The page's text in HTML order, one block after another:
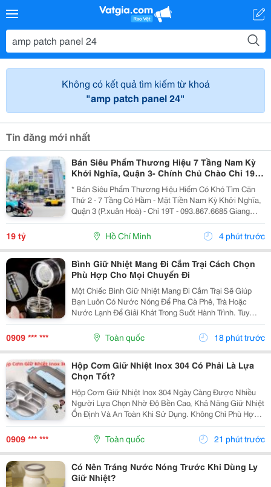
Không có kết quả tìm kiếm từ khoá
"amp patch panel 24"
Tin đăng mới nhất
Bán Siêu Phẩm Thương Hiệu 7 Tầng Nam Kỳ
Khởi Nghĩa, Quận 3- Chính Chủ Chào Chỉ 19T-
Khu Vip Nhất Hiếm Nhà Bán
* Bán Siêu Phẩm Thương Hiệu Hiếm Có Khó Tìm Căn
Thứ 2 - 7 Tầng Có Hầm - Mặt Tiền Nam Kỳ Khởi Nghĩa,
Quận 3 (P.xuân Hoà) - Chỉ 19T - 093.867.6685 Giang
Giang + Diện Tích: 38M2 - Ngang 3,1M*12,5M. + Kết
Cấu: 1 Hầm - 1 Trệt - 5 Tầng Sân Thượng. + Vị...
19 tỷ Hồ Chí Minh 4 phút trước
Bình Giữ Nhiệt Mang Đi Cắm Trại Cách Chọn
Phù Hợp Cho Mọi Chuyến Đi
Một Chiếc Bình Giữ Nhiệt Mang Đi Cắm Trại Sẽ Giúp
Bạn Luôn Có Nước Nóng Để Pha Cà Phê, Trà Hoặc
Nước Lạnh Để Giải Khát Trong Suốt Hành Trình. Tuy
Nhiên, Không Phải Mẫu Bình Nào Cũng Phù Hợp Với
Các Hoạt Động Ngoài Trời. Để Lựa Chọn Sản Phẩm Đáp
0909 *** *** Toàn quốc 18 phút trước
Hộp Cơm Giữ Nhiệt Inox 304 Có Phải Là Lựa
Chọn Tốt?
Hộp Cơm Giữ Nhiệt Inox 304 Ngày Càng Được Nhiều
Người Lựa Chọn Nhờ Độ Bền Cao, Khả Năng Giữ Nhiệt
Ổn Định Và An Toàn Khi Sử Dụng. Không Chỉ Phù Hợp
Với Người Đi Làm, Sản Phẩm Còn Đáp Ứng Tốt Nhu
Cầu Mang Cơm Đi Học Hay Chuẩn Bị Bữa Ăn Cho Cả
0909 *** *** Toàn quốc 21 phút trước
Có Nên Tráng Nước Nóng Trước Khi Dùng Ly
Giữ Nhiệt?